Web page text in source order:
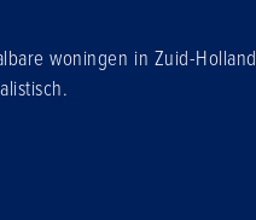
woningen in Zuid-Holland